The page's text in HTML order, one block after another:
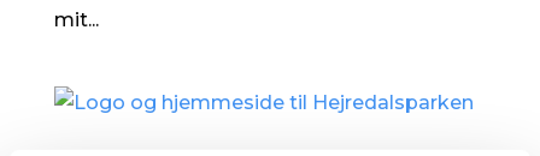
mit...